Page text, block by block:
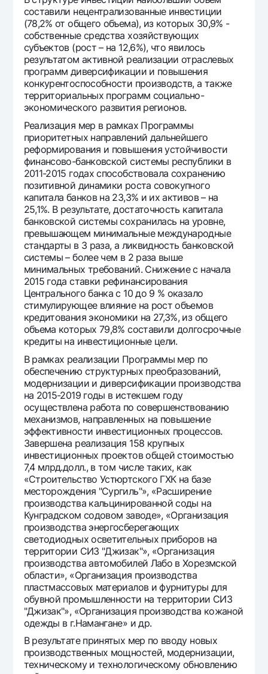
составили нецентрализованные инвестиции
(78,2% от общего объема), из которых 30,9% -
собственные средства хозяйствующих
субъектов (рост – на 12,6%), что явилось
результатом активной реализации отраслевых
программ диверсификации и повышения
конкурентоспособности производств, а также
территориальных программ социально-
экономического развития регионов.
Реализация мер в рамках Программы
приоритетных направлений дальнейшего
реформирования и повышения устойчивости
финансово-банковской системы республики в
2011-2015 годах способствовала сохранению
позитивной динамики роста совокупного
капитала банков на 23,3% и их активов – на
25,1%. В результате, достаточность капитала
банковской системы сохранилась на уровне,
превышающем минимальные международные
стандарты в 3 раза, а ликвидность банковской
системы – более чем в 2 раза выше
минимальных требований. Снижение с начала
2015 года ставки рефинансирования
Центрального банка с 10 до 9 % оказало
стимулирующее влияние на рост объемов
кредитования экономики на 27,3%, из общего
объема которых 79,8% составили долгосрочные
кредиты на инвестиционные цели.
В рамках реализации Программы мер по
обеспечению структурных преобразований,
модернизации и диверсификации производства
на 2015-2019 годы в истекшем году
осуществлена работа по совершенствованию
механизмов, направленных на повышение
эффективности инвестиционных процессов.
Завершена реализация 158 крупных
инвестиционных проектов общей стоимостью
7,4 млрд.долл., в том числе таких, как
«Строительство Устюртского ГХК на базе
месторождения "Сургиль"», «Расширение
производства кальцинированной соды на
Кунградском содовом заводе», «Организация
производства энергосберегающих
светодиодных осветительных приборов на
территории СИЗ "Джизак"», «Организация
производства автомобилей Лабо в Хорезмской
области», «Организация производства
пластмассовых материалов и фурнитуры для
обувной промышленности на территории СИЗ
"Джизак"», «Организация производства кожаной
одежды в г.Намангане» и др.
В результате принятых мер по вводу новых
производственных мощностей, модернизации,
техническому и технологическому обновлению